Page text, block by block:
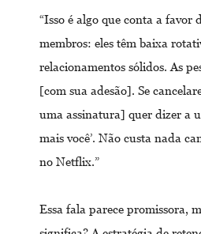
“Isso é algo que conta a favor
membros: eles têm baixa
relacionamentos sólidos. As
[com sua adesão]. Se
uma assinatura] quer dizer a
mais você’. Não custa nada
no Netflix.”
Essa fala parece promissora,